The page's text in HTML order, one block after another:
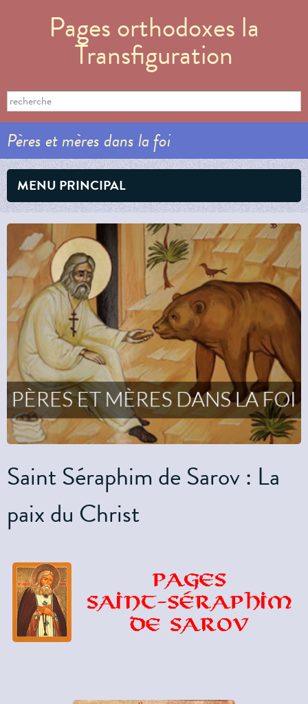
contenu
principal
Pages orthodoxes la
Transfiguration
Formulaire de recherche
Search this site
Pères et mères dans la foi
MENU PRINCIPAL
Saint Séraphim de Sarov : La
paix du Christ